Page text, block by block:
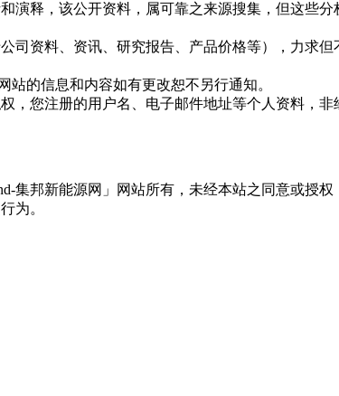
演释，该公开资料，属可靠之来源搜集，但这些
司资料、资讯、研究报告、产品价格等），力求
站的信息和内容如有更改恕不另行通知。
，您注册的用户名、电子邮件地址等个人资料，
集邦新能源网」网站所有，未经本站之同意或授
为。